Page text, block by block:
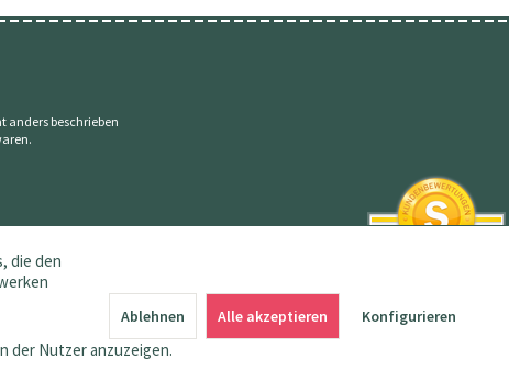
anders beschrieben
die den
der Nutzer anzuzeigen.
Ablehnen Alle akzeptieren Konfigurieren
aus 145 Bewertungen